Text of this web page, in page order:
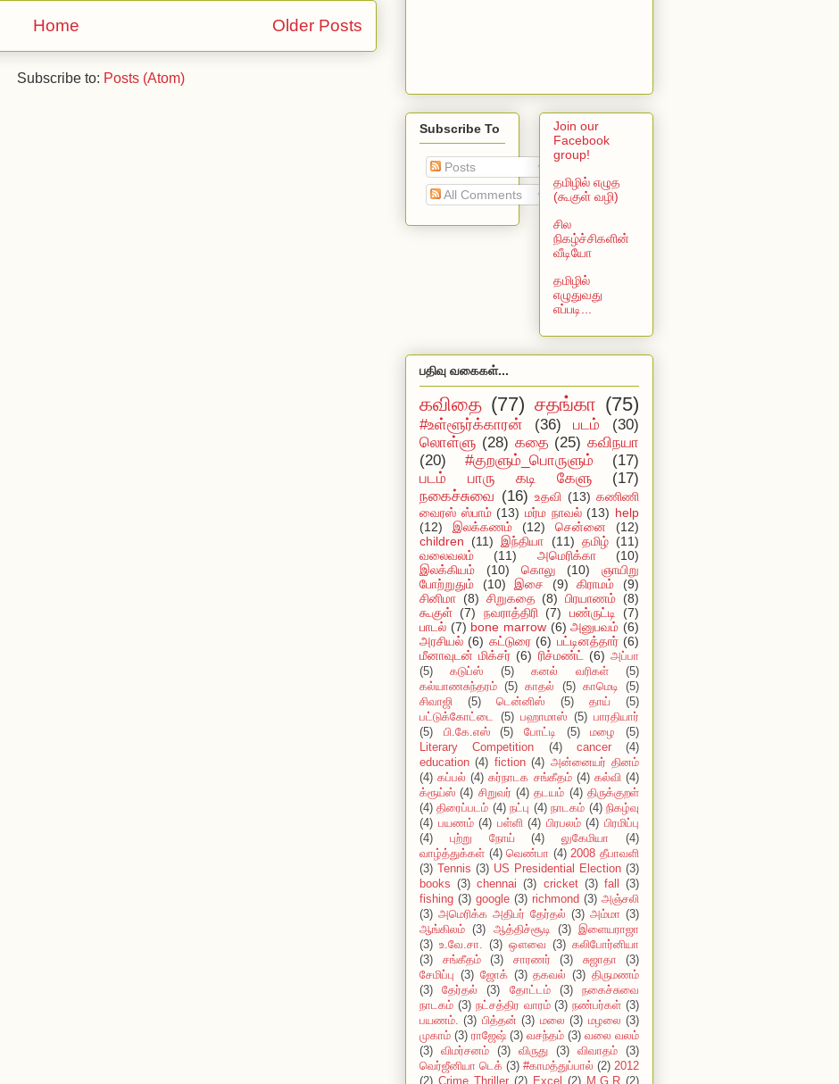
Older Posts
Home
Subscribe to: Posts (Atom)
Subscribe To
Posts
All Comments
Join our
Facebook
group!
தமிழில் எழுத
(கூகுள் வழி)
சில
நிகழ்ச்சிகளின்
வீடியோ
தமிழில்
எழுதுவது
எப்படி...
பதிவு வகைகள்...
கவிதை (77) சதங்கா (75)
#உள்ளூர்க்காரன் (36) படம்
(30)
லொள்ளு (28) கதை (25) கவிநயா
(20)
#குறளும்_பொருளும்
(17)
படம் பாரு கடி கேளு
(17)
நகைச்சுவை (16) உதவி (13) கணிணி
வைரஸ் ஸ்பாம் (13) மர்ம நாவல் (13) help
(12)
இலக்கணம் (12) சென்னை
(12)
children
(11) இந்தியா (11) தமிழ் (11)
வலைவலம்
(11) அமெரிக்கா
(10)
இலக்கியம்
(10) கொலு (10)
ஞாயிறு
போற்றுதும்
(10) இசை (9) கிராமம்
(9)
சினிமா (8) சிறுகதை (8) பிரயாணம் (8)
கூகுள் (7) நவராத்திரி (7) பண்ருட்டி
(7)
பாடல் (7) bone marrow (6) அனுபவம் (6)
அரசியல் (6) கட்டுரை (6) பட்டினத்தார் (6)
மீனாவுடன் மிக்சர் (6) ரிச்மண்ட் (6) அப்பா
(5)
கடுப்ஸ் (5) கனல் வரிகள்
(5)
கல்யாணசுந்தரம் (5) காதல் (5) காமெடி
(5)
சிவாஜி
(5) டென்னிஸ் (5) தாய்
(5)
பட்டுக்கோட்டை
(5) பஹாமாஸ் (5) பாரதியார்
(5)
பி.கே.எஸ் (5) போட்டி (5) மழை
(5)
Literary Competition
(4) cancer
(4)
education (4) fiction (4) அன்னையர் தினம்
(4) கப்பல் (4) கர்நாடக சங்கீதம் (4) கல்வி (4)
க்ரூய்ஸ் (4) சிறுவர் (4) தடயம் (4) திருக்குறள்
(4) திரைப்படம் (4) நட்பு (4) நாடகம் (4) நிகழ்வு
(4) பயணம் (4) பள்ளி (4) பிரபலம் (4) பிரமிப்பு
(4)
புற்று நோய் (4) லுகேமியா
(4)
வாழ்த்துக்கள் (4) வெண்பா (4) 2008 தீபாவளி
(3) Tennis (3) US Presidential Election (3)
books (3) chennai (3) cricket (3) fall
(3)
fishing (3) google (3) richmond (3) அஞ்சலி
(3) அமெரிக்க அதிபர் தேர்தல் (3) அம்மா (3)
ஆங்கிலம் (3) ஆத்திச்சூடி (3) இளையராஜா
(3) உ.வே.சா. (3) ஔவை (3) கலிபோர்னியா
(3)
சங்கீதம் (3) சாரணர் (3) சுஜாதா
(3)
சேமிப்பு (3) ஜோக் (3) தகவல் (3) திருமணம்
(3)
தேர்தல் (3) தோட்டம் (3)
நகைச்சுவை
நாடகம் (3) நட்சத்திர வாரம் (3) நண்பர்கள் (3)
பயணம்.
(3) பித்தன் (3) மலை (3) மழலை (3)
முகாம் (3) ராஜேஷ் (3) வசந்தம் (3) வலை வலம்
(3)
விமர்சனம் (3) விருது (3) விவாதம்
(3)
வெர்ஜீனியா டெக் (3) #காமத்துப்பால் (2) 2012
(2) Crime Thriller (2) Excel (2) M.G.R (2)